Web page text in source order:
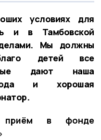
условиях для
и в Тамбовской
Мы должны
детей все
дают наша
и хорошая
приём в фонде